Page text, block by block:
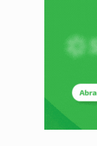
MEGA